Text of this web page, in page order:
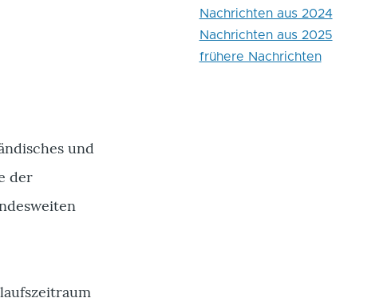
und
der
Nachrichten aus 2024
Nachrichten aus 2025
frühere Nachrichten